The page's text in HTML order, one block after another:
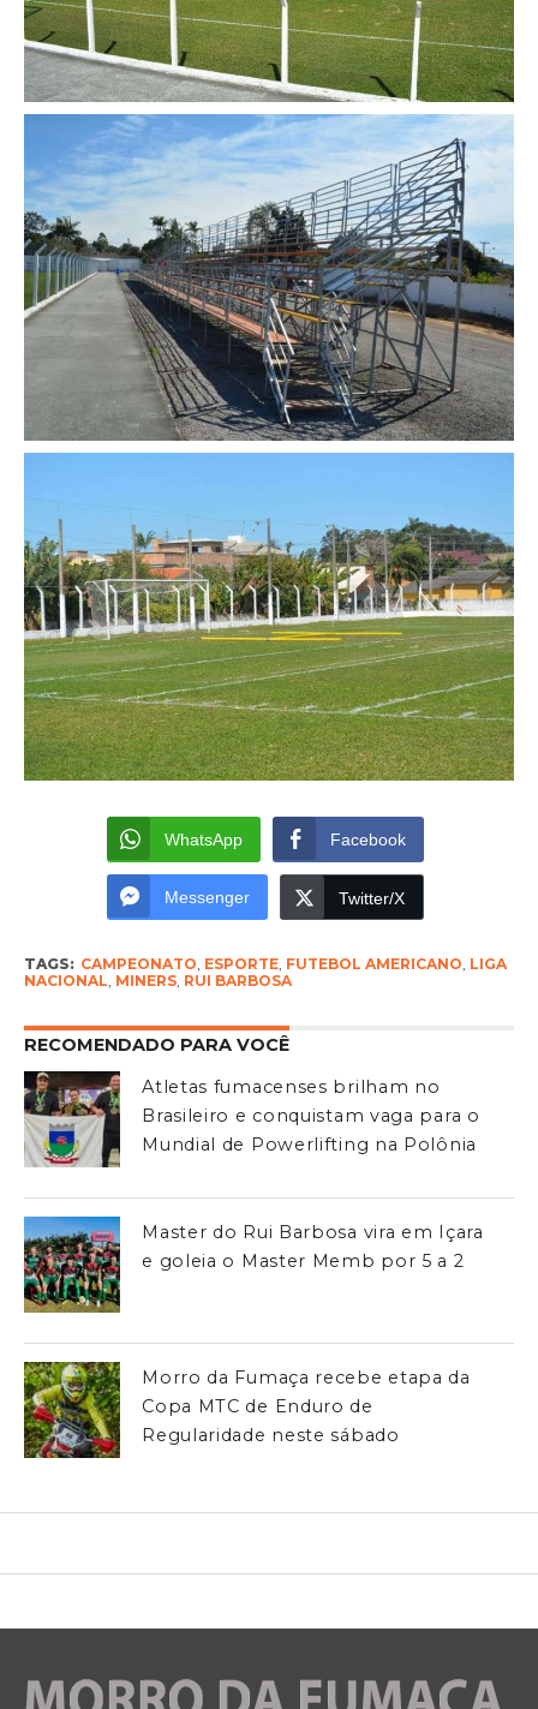
WhatsApp Facebook
Messenger Twitter/X
TAGS: CAMPEONATO ESPORTE, FUTEBOL AMERICANO LIGA
NACIONAL MINERS, RUI BARBOSA
RECOMENDADO PARA VOCÊ
Atletas fumacenses brilham no
Brasileiro e conquistam vaga para o
Mundial de Powerlifting na Polônia
Master do Rui Barbosa vira em Içara
e goleia o Master Memb por 5 a 2
Morro da Fumaça recebe etapa da
Copa MTC de Enduro de
Regularidade neste sábado